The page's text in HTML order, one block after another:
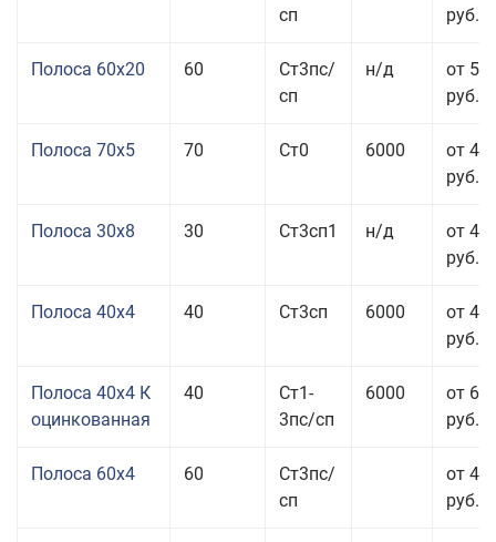
сп
руб.
Полоса 60x20 60
Ст3пс/
сп
н/д
от 53
руб.
Полоса 70x5 70 Ст0 6000
от 45
руб.
Полоса 30x8 30 Ст3сп1 н/д
от 44
руб.
Полоса 40x4 40 Ст3сп 6000
от 43
руб.
Полоса 40x4 К
оцинкованная
40
Ст1-
3пс/сп
6000
от 68
руб.
Полоса 60x4 60
Ст3пс/
сп
от 43
руб.